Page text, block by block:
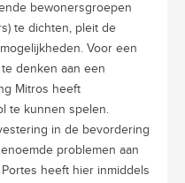
bewonersgroepen
te dichten, pleit de
Voor een
denken aan een
Mitros heeft
te kunnen spelen.
in de bevordering
problemen aan
heeft hier inmiddels